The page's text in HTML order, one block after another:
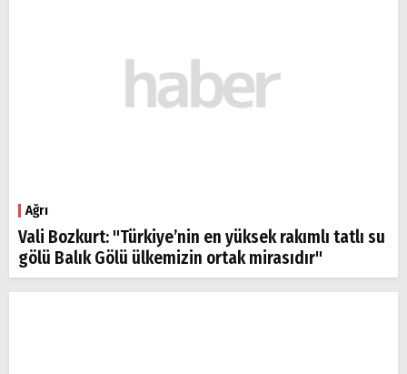
Ağrı
Vali Bozkurt: "Türkiye’nin en yüksek rakımlı tatlı su
gölü Balık Gölü ülkemizin ortak mirasıdır"